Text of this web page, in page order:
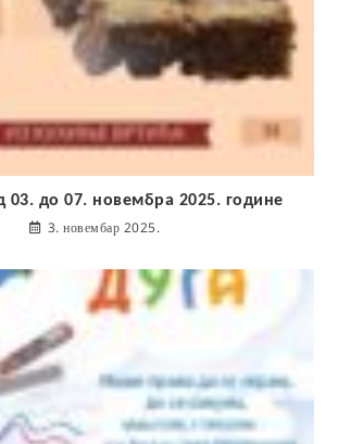
03. до 07. новембра 2025. године
3. новембар 2025.